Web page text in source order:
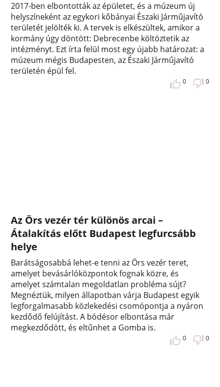
2017-ben elbontották az épületet, és a múzeum új
helyszíneként az egykori kőbányai Északi Járműjavító
területét jelölték ki. A tervek is elkészültek, amikor a
kormány úgy döntött: Debrecenbe költöztetik az
intézményt. Ezt írta felül most egy újabb határozat: a
múzeum mégis Budapesten, az Északi Járműjavító
területén épül fel.
0 0
Az Örs vezér tér különös arcai –
Átalakítás előtt Budapest legfurcsább
helye
Barátságosabbá lehet-e tenni az Örs vezér teret,
amelyet bevásárlóközpontok fognak közre, és
amelyet számtalan megoldatlan probléma sújt?
Megnéztük, milyen állapotban várja Budapest egyik
legforgalmasabb közlekedési csomópontja a nyáron
kezdődő felújítást. A bódésor elbontása már
megkezdődött, és eltűnhet a Gomba is.
0 0